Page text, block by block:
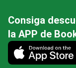
Consiga
la APP de
Mobile app